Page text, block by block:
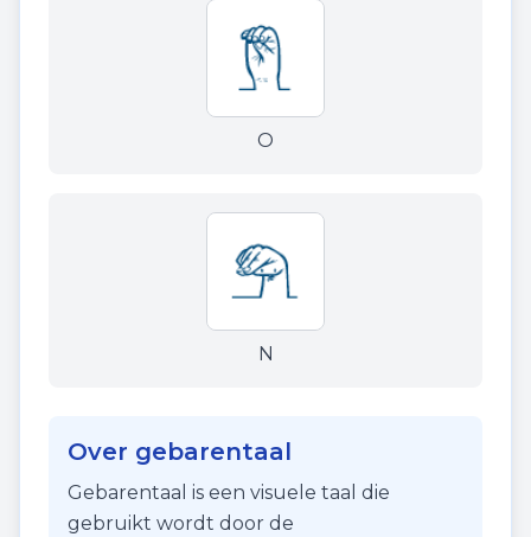
O
N
Over gebarentaal
Gebarentaal is een visuele taal die
gebruikt wordt door de